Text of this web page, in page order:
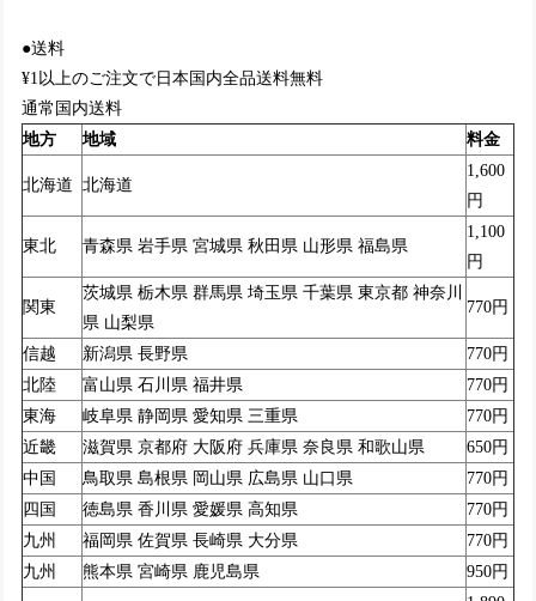
●送料
¥1以上のご注文で日本国内全品送料無料
通常国内送料
地方
地域 料金
北海道 北海道
1,600
円
東北 青森県 岩手県 宮城県 秋田県 山形県 福島県
1,100
円
関東
茨城県 栃木県 群馬県 埼玉県 千葉県 東京都 神奈川
県 山梨県
770円
信越 新潟県 長野県
770円
北陸
富山県 石川県 福井県
770円
東海
岐阜県 静岡県 愛知県 三重県
770円
近畿
滋賀県 京都府 大阪府 兵庫県 奈良県 和歌山県
650円
中国
鳥取県 島根県 岡山県 広島県 山口県
770円
四国
徳島県 香川県 愛媛県 高知県
770円
九州
福岡県 佐賀県 長崎県 大分県
770円
九州
熊本県 宮崎県 鹿児島県 950円